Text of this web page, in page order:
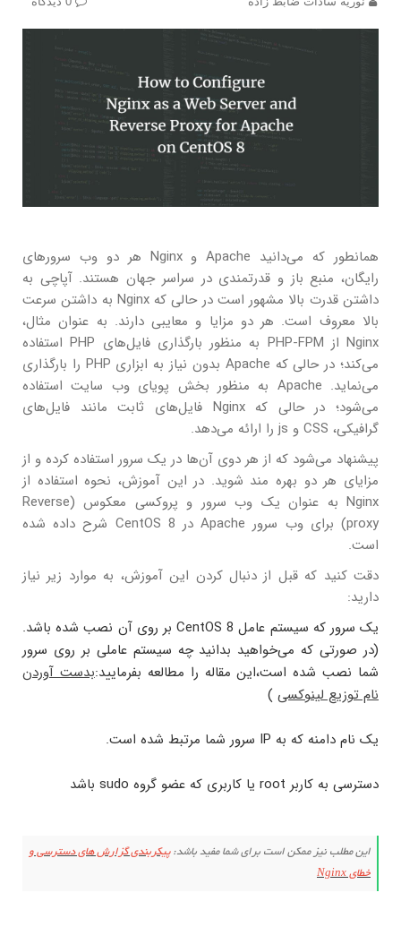
همانطور که می‌دانید Apache و Nginx هر دو وب سرورهای
رایگان، منبع باز و قدرتمندی در سراسر جهان هستند. آپاچی به
داشتن قدرت بالا مشهور است در حالی که Nginx به داشتن سرعت
بالا معروف است. هر دو مزایا و معایبی دارند. به عنوان مثال،
Nginx از PHP-FPM به منظور بارگذاری فایل‌های PHP استفاده
می‌کند؛ در حالی که Apache بدون نیاز به ابزاری PHP را بارگذاری
می‌نماید. Apache به منظور بخش پویای وب سایت استفاده
می‌شود؛ در حالی که Nginx فایل‌های ثابت مانند فایل‌های
گرافیکی، CSS و js را ارائه می‌دهد.
پیشنهاد می‌شود که از هر دوی آن‌ها در یک سرور استفاده کرده و از
مزایای هر دو بهره مند شوید. در این آموزش، نحوه استفاده از
Nginx به عنوان یک وب سرور و پروکسی معکوس (Reverse
proxy) برای وب سرور Apache در CentOS 8 شرح داده شده
است.
دقت کنید که قبل از دنبال کردن این آموزش، به موارد زیر نیاز
دارید:
یک سرور که سیستم عامل CentOS 8 بر روی آن نصب شده باشد.
(در صورتی که می‌خواهید بدانید چه سیستم عاملی بر روی سرور
شما نصب شده است،این مقاله را مطالعه بفرمایید:بدست آوردن
نام توزیع لینوکسی )
یک نام دامنه که به IP سرور شما مرتبط شده است.
دسترسی به کاربر root یا کاربری که عضو گروه sudo باشد
این مطلب نیز ممکن است برای شما مفید باشد: پیکربندی گزارش های دسترسی و
خطای Nginx